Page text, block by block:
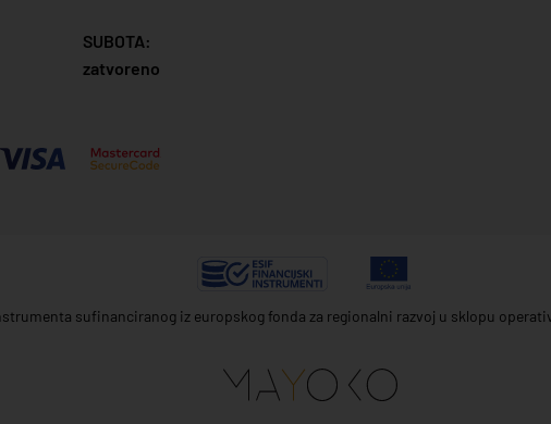
SUBOTA:
zatvoreno
sufinanciranog iz europskog fonda za regionalni razvoj u sklopu